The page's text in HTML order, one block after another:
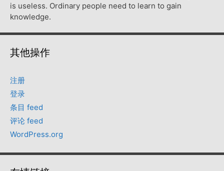
is useless. Ordinary people need to learn to gain
knowledge.
其他操作
注册
登录
条目 feed
评论 feed
WordPress.org